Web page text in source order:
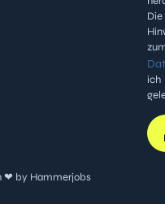
Die
ich
❤ by Hammerjobs